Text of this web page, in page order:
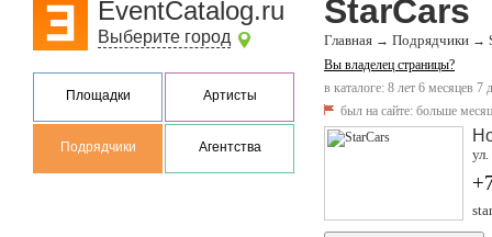
EventCatalog.ru
Выберите город
Площадки Артисты
Подрядчики Агентства
StarCars
Главная → Подрядчики →
Вы владелец страницы?
в каталоге: 8 лет 6 месяцев 7
был на сайте: больше